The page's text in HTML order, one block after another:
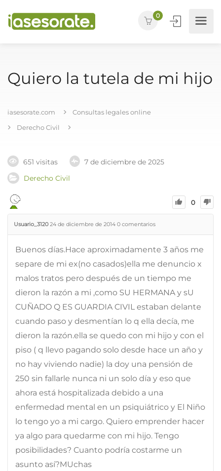
0
Quiero la tutela de mi hijo
iasesorate.com
Consultas legales online
Derecho Civil
651 visitas
7 de diciembre de 2025
Derecho Civil
0
Usuario_3120 24 de diciembre de 2014 0 comentarios
Buenos días.Hace aproximadamente 3 años me
separe de mi ex(no casados)ella me denuncio x
malos tratos pero después de un tiempo me
dieron la razón a mi ,como SU HERMANA y sU
CUÑADO Q ES GUARDIA CIVIL estaban delante
cuando paso y desmentían lo q ella decía, me
dieron la razón.ella se quedo con mi hijo y con el
piso ( q llevo pagando solo desde hace un año y
no hay viviendo nadie) la doy una pensión de
250 sin fallarle nunca ni un solo día y eso que
ahora está hospitalizada debido a una
enfermedad mental en un psiquiátrico y El Niño
lo tengo yo a mi cargo. Quiero emprender hacer
ya algo para quedarme con mi hijo. Tengo
posibilidades? Cuanto podría costarme un
asunto así?MUchas